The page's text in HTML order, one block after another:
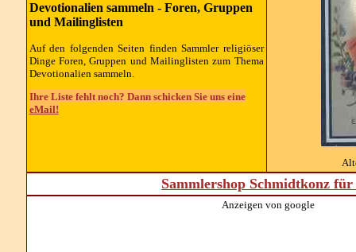
Devotionalien sammeln - Foren, Gruppen
und Mailinglisten
Auf den folgenden Seiten finden Sammler religiöser
Dinge Foren, Gruppen und Mailinglisten zum Thema
Devotionalien sammeln.
Ihre Liste fehlt noch? Dann schicken Sie uns eine
eMail!
Sammlershop Schmidtkonz
Anzeigen von google